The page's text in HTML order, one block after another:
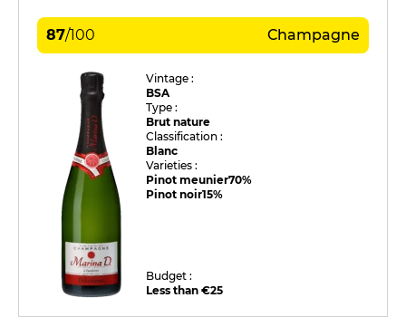
87/100 Champagne
Vintage :
BSA
Type :
Brut nature
Classification :
Blanc
Varieties :
Pinot meunier70%
Pinot noir15%
Budget :
Less than €25